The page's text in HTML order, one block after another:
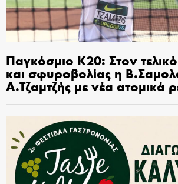
Παγκόσμιο Κ20: Στον
και σφυροβολίας η
Α.Τζαμτζής με νέα ατομικά